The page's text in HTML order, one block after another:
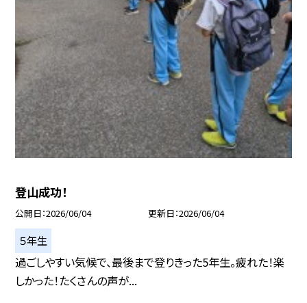
登山成功！
公開日 2026/06/04 更新日 2026/06/04
５年生
過ごしやすい気候で、最後まで登りきった5年生。疲れた！楽
しかった！たくさんの声が...